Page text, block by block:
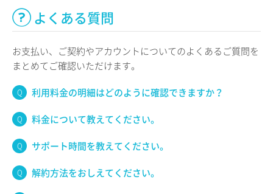
よくある質問
お支払い、ご契約やアカウントについてのよくあるご質問を
まとめてご確認いただけます。
利用料金の明細はどのように確認できますか？
料金について教えてください。
サポート時間を教えてください。
解約方法をおしえてください。